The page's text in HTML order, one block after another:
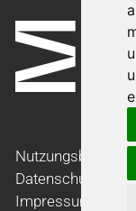
Impressum